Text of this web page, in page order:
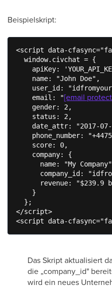
Beispielskript:
<script data-
  window.civchat = {
apiKey:
    name: "John Doe",
user_id:
    email: "
[email
    gender: 2,
    status: 2,
date_attr: "2017-
phone_number:
    score: 0,
    company: {
name: "My
company_id:
revenue: "$239.9
    }
  };
</script>
<script data-
Das Skript aktualisiert
die „company_id"
wird ein neues